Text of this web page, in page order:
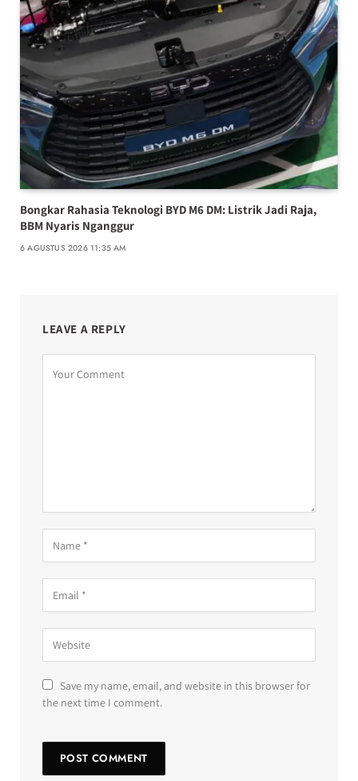
Bongkar Rahasia Teknologi BYD M6 DM: Listrik Jadi Raja,
BBM Nyaris Nganggur
6 AGUSTUS 2026 11:35 AM
LEAVE A REPLY
Save my name, email, and website in this browser for
the next time I comment.